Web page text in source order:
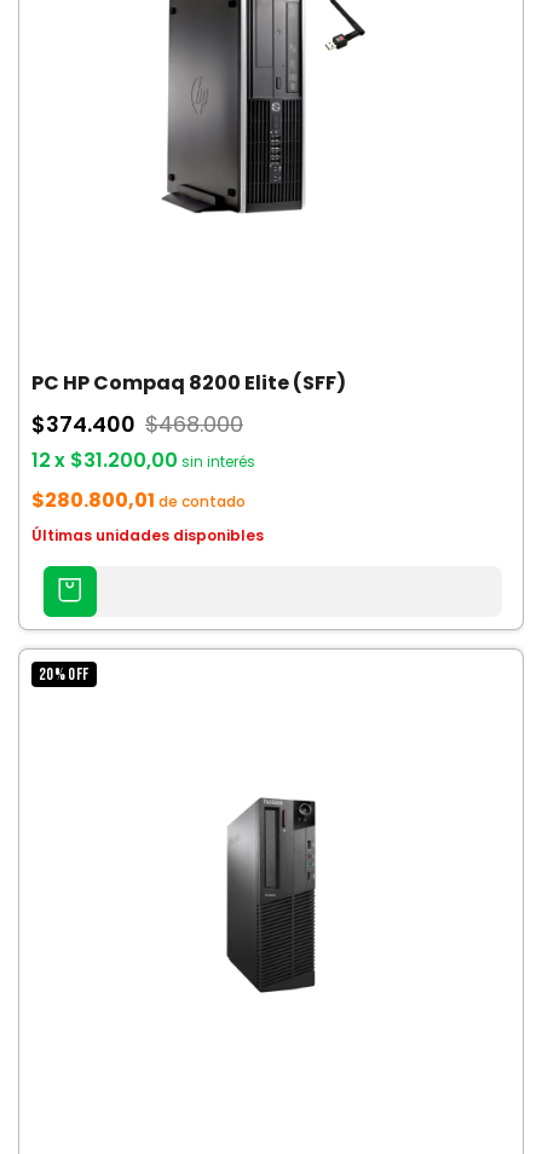
PC HP Compaq 8200 Elite (SFF)
$374.400 $468.000
12x $31.200,00 sin interés
$280.800,01 de contado
Últimas unidades disponibles
AGREGAR
CARRITO
20%OFF